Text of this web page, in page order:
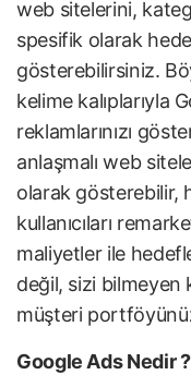
web sitelerini,
spesifik olarak
gösterebilirsiniz.
kelime kalıplarıyla
reklamlarınızı
anlaşmalı web
olarak gösterebilir,
kullanıcıları
maliyetler ile
değil, sizi bilmeyen
müşteri
Google Ads Nedir ?